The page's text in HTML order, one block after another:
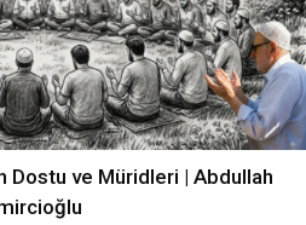
Dostu ve Müridleri | Abdullah